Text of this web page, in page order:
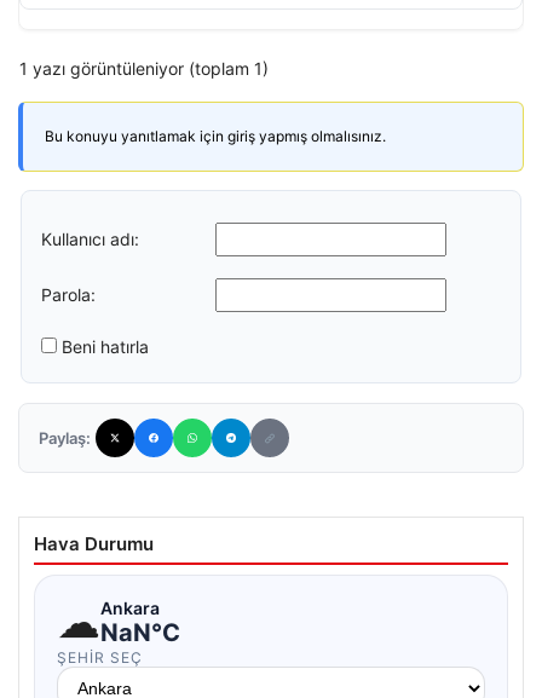
1 yazı görüntüleniyor (toplam 1)
Bu konuyu yanıtlamak için giriş yapmış olmalısınız.
Kullanıcı adı:
Parola:
Beni hatırla
Paylaş:
Hava Durumu
☁Ankara
NaN°C
ŞEHIR SEÇ